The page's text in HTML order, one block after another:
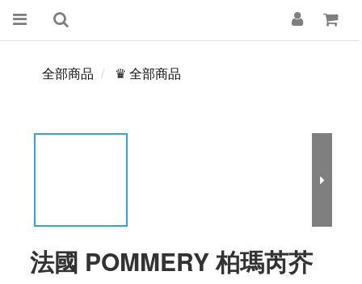
全部商品 ♛ 全部商品
法國 POMMERY 柏瑪芮芥